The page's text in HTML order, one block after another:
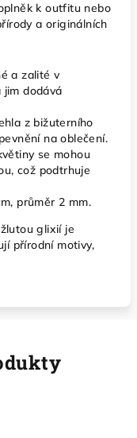
k outfitu nebo
a originálních
a zalité v
jim dodává
z bižuterního
na oblečení.
se mohou
což podtrhuje
průměr 2 mm.
glixií je
přírodní motivy,